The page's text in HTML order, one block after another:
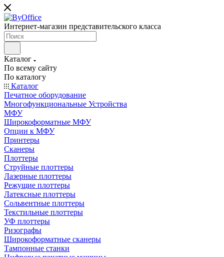
Интернет-магазин представительского класса
Каталог
По всему сайту
По каталогу
Каталог
Печатное оборудование
Многофункциональные Устройства
МФУ
Широкоформатные МФУ
Опции к МФУ
Принтеры
Сканеры
Плоттеры
Струйные плоттеры
Лазерные плоттеры
Режущие плоттеры
Латексные плоттеры
Сольвентные плоттеры
Текстильные плоттеры
УФ плоттеры
Ризографы
Широкоформатные сканеры
Тампонные станки